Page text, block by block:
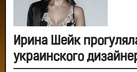
Ирина Шейк
украинского